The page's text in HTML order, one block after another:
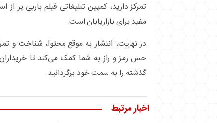
تمرکز دارید، کمپین تبلیغاتی فیلم باربی پر از
مفید برای بازاریابان است.
در نهایت، انتشار به موقع محتوا، شناخت و
حس رمز و راز به شما کمک می‌کند تا
گذشته را به سمت خود برگردانید.
اخبار مرتبط